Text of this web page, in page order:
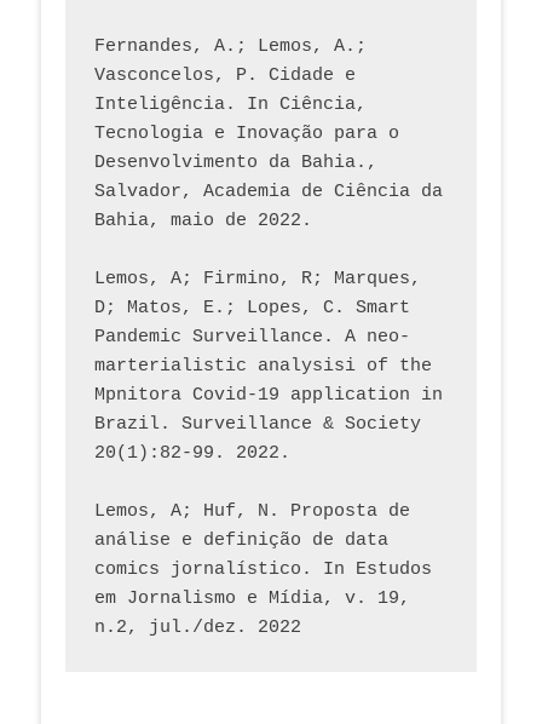
Fernandes, A.; Lemos, A.;
Vasconcelos, P. Cidade e
Inteligência. In Ciência,
Tecnologia e Inovação para o
Desenvolvimento da Bahia.,
Salvador, Academia de Ciência da
Bahia, maio de 2022.
Lemos, A; Firmino, R; Marques,
D; Matos, E.; Lopes, C. Smart
Pandemic Surveillance. A neo-
marterialistic analysisi of the
Mpnitora Covid-19 application in
Brazil. Surveillance & Society
20(1):82-99. 2022.
Lemos, A; Huf, N. Proposta de
análise e definição de data
comics jornalístico. In Estudos
em Jornalismo e Mídia, v. 19,
n.2, jul./dez. 2022